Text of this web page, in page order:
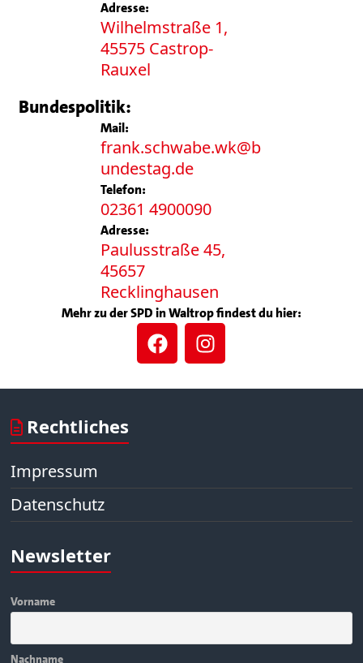
Adresse:
Wilhelmstraße 1,
45575 Castrop-
Rauxel
Bundespolitik:
Mail:
frank.schwabe.wk@b
undestag.de
Telefon:
02361 4900090
Adresse:
Paulusstraße 45,
45657
Recklinghausen
Mehr zu der SPD in Waltrop findest du hier:
Rechtliches
Impressum
Datenschutz
Newsletter
Vorname
Nachname